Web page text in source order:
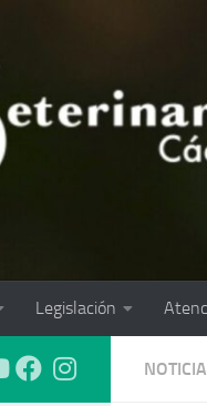
Legislación